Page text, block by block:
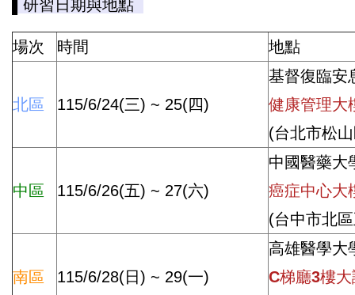
研習日期與地點
場次 時間 地點
北區 115/6/24(三) ~ 25(四)
基督復臨安
健康管理大
(台北市松
中區 115/6/26(五) ~ 27(六)
中國醫藥大
癌症中心大
(台中市北
南區 115/6/28(日) ~ 29(一)
高雄醫學大
C梯廳3樓